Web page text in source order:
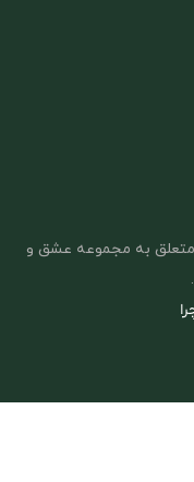
به مجموعه عشق و